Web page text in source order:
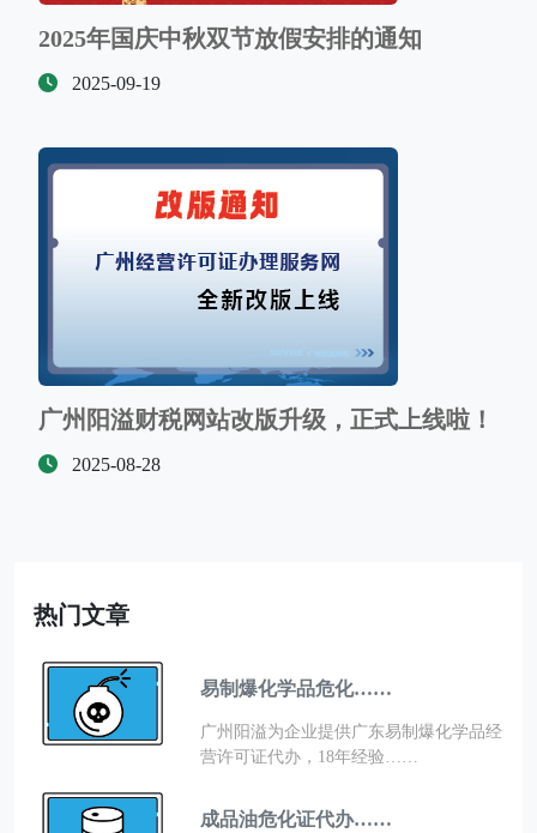
2025年国庆中秋双节放假安排的通知
2025-09-19
广州阳溢财税网站改版升级，正式上线啦！
2025-08-28
热门文章
易制爆化学品危化……
广州阳溢为企业提供广东易制爆化学品经
营许可证代办，18年经验……
成品油危化证代办……